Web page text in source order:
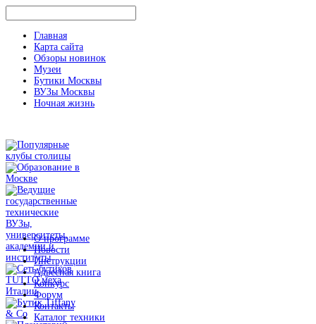
Главная
Карта сайта
Обзоры новинок
Музеи
Бутики Москвы
ВУЗы Москвы
Ночная жизнь
О программе
Новости
Инструкции
Адресная книга
Конкурс
Форум
Контакты
Каталог техники